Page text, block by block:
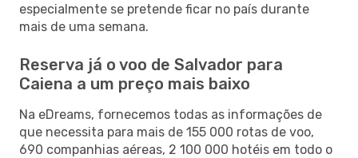
especialmente se pretende ficar no país durante
mais de uma semana.
Reserva já o voo de Salvador para
Caiena a um preço mais baixo
Na eDreams, fornecemos todas as informações de
que necessita para mais de 155 000 rotas de voo,
690 companhias aéreas, 2 100 000 hotéis em todo o